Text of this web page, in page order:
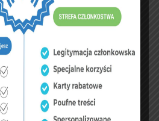
7 8 9
15
21 22
28 29